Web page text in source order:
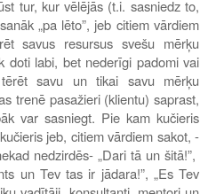
tur, kur vēlējās (t.i. sasniedz to,
„pa lēto”, jeb citiem vārdiem
savus resursus svešu mērķu
doti labi, bet nederīgi padomi vai
savu un tikai savu mērķu
trenē pasažieri (klientu) saprast,
var sasniegt. Pie kam kučieris
jeb, citiem vārdiem sakot, -
nedzirdēs- „Dari tā un šitā!”,
un Tev tas ir jādara!”, „Es Tev